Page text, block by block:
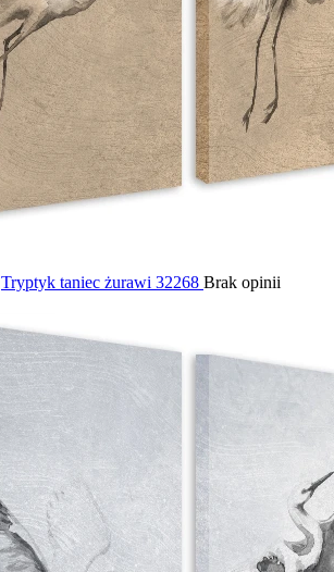
Tryptyk taniec żurawi 32268 Brak opinii